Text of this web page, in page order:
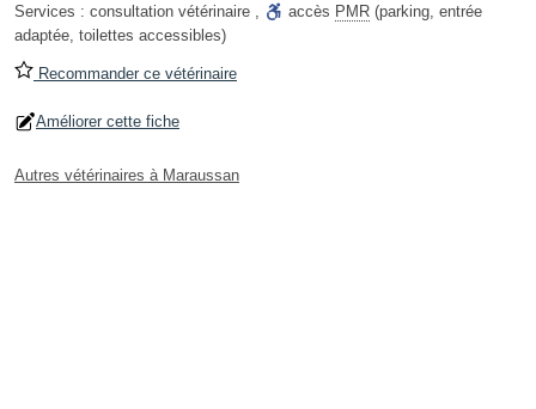
Services : consultation vétérinaire , accès PMR (parking, entrée
adaptée, toilettes accessibles)
Recommander ce vétérinaire
Améliorer cette fiche
Autres vétérinaires à Maraussan